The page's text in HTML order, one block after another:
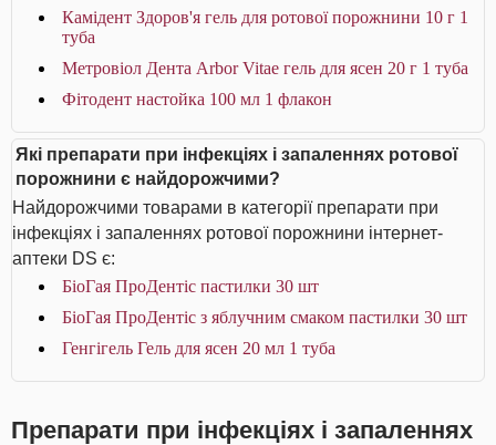
Камідент Здоров'я гель для ротової порожнини 10 г 1
туба
Метровіол Дента Arbor Vitae гель для ясен 20 г 1 туба
Фітодент настойка 100 мл 1 флакон
Які препарати при інфекціях і запаленнях ротової
порожнини є найдорожчими?
Найдорожчими товарами в категорії препарати при
інфекціях і запаленнях ротової порожнини інтернет-
аптеки DS є:
БіоГая ПроДентіс пастилки 30 шт
БіоГая ПроДентіс з яблучним смаком пастилки 30 шт
Генгігель Гель для ясен 20 мл 1 туба
Препарати при інфекціях і запаленнях